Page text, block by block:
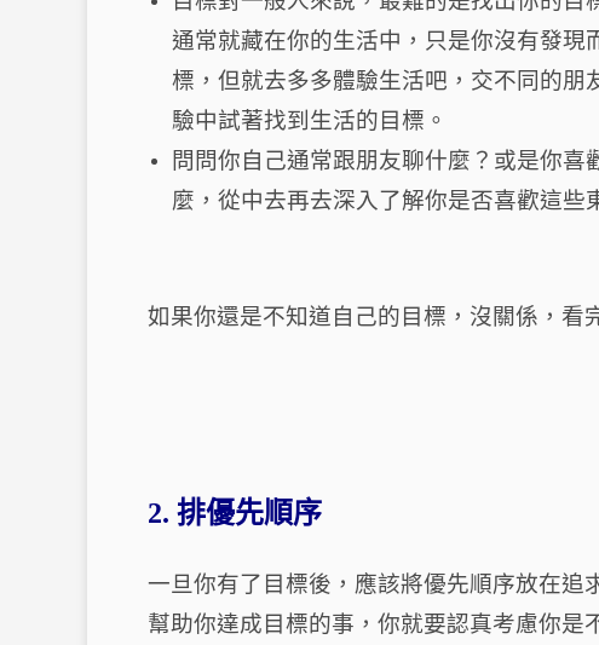
通常就藏在你的生活中，只是你沒有發現
標，但就去多多體驗生活吧，交不同的朋
驗中試著找到生活的目標。
問問你自己通常跟朋友聊什麼？或是你喜
麼，從中去再去深入了解你是否喜歡這些
如果你還是不知道自己的目標，沒關係，看
2. 排優先順序
一旦你有了目標後，應該將優先順序放在追
幫助你達成目標的事，你就要認真考慮你是